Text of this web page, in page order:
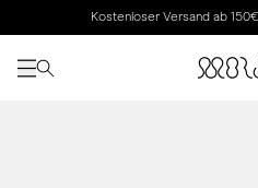
Kostenloser Versand ab